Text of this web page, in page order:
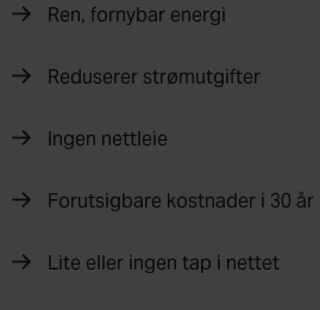
Ren, fornybar energi
Reduserer strømutgifter
Ingen nettleie
Forutsigbare kostnader i 30 år
Lite eller ingen tap i nettet